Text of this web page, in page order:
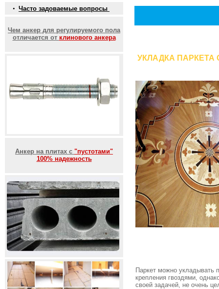
• Часто задоваемые вопросы
Чем анкер для регулируемого пола
отличается от клинового анкера
Анкер на плитах с "пустотами"
100% надежность
УКЛАДКА
Паркет можно укладывать
крепления гвоздями,
своей задачей, не очень